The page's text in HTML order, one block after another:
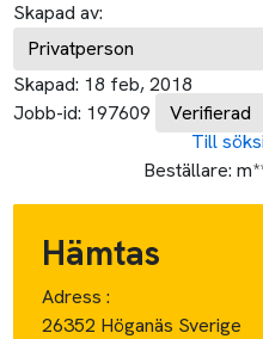
Skapad av:
Privatperson
Skapad: 18 feb, 2018
Jobb-id: 197609 Verifierad
Till
Beställare:
Hämtas
Adress :
26352 Höganäs Sverige